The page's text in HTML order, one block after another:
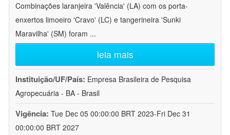
Combinações laranjeira 'Valência' (LA) com os porta-
enxertos limoeiro 'Cravo' (LC) e tangerineira 'Sunki
Maravilha' (SM) foram ...
leia mais
Instituição/UF/País: Empresa Brasileira de Pesquisa
Agropecuária - BA - Brasil
Vigência: Tue Dec 05 00:00:00 BRT 2023-Fri Dec 31
00:00:00 BRT 2027